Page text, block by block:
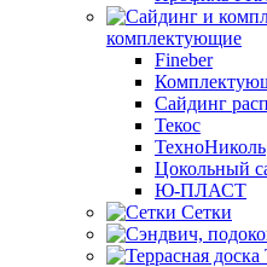
комплектующие
Fineber
Сайдинг
Текос
ТехноНиколь
Цокольный
Ю-ПЛАСТ
Сетки